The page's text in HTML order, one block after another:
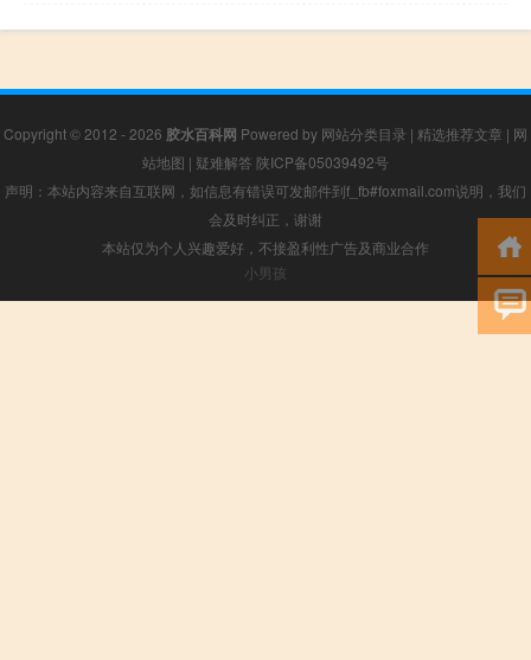
Copyright © 2012 - 2026 胶水百科网 Powered by 网站分类目录 | 精选推荐文章 | 网
站地图 | 疑难解答 陕ICP备05039492号
声明：本站内容来自互联网，如信息有错误可发邮件到f_fb#foxmail.com说明，我们
会及时纠正，谢谢
本站仅为个人兴趣爱好，不接盈利性广告及商业合作
小男孩